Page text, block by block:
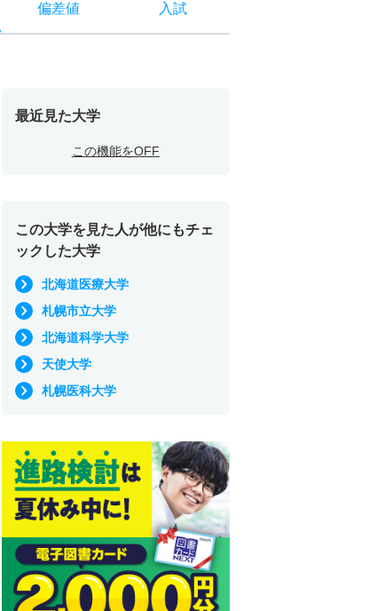
偏差値 入試
最近見た大学
この機能をOFF
この大学を見た人が他にもチェ
ックした大学
北海道医療大学
札幌市立大学
北海道科学大学
天使大学
札幌医科大学